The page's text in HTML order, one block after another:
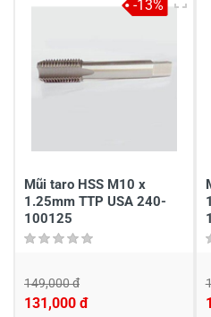
Mũi taro HSS M10 x
1.25mm TTP USA 240-
100125
149,000 đ
131,000 đ
-13%